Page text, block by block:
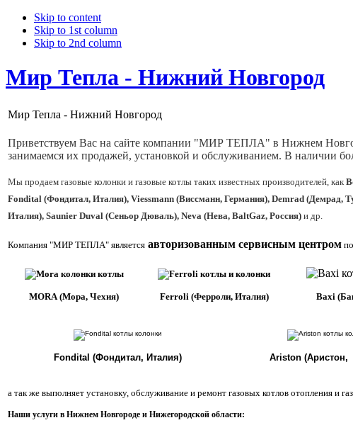
Skip to content
Skip to 1st column
Skip to 2nd column
Мир Тепла - Нижний Новгород
Мир Тепла - Нижний Новгород
Приветствуем Вас на сайте компании "МИР ТЕПЛА" в Нижнем
занимаемся их продажей, установкой и обслуживанием. В наличии
Мы продаем газовые колонки и газовые котлы таких известных производителей, как
Fondital (Фондитал, Италия), Viessmann (Виссманн, Германия), Demrad
Италия), Saunier Duval (Сеньор Дюваль), Neva (Нева, BaltGaz, Россия) и др.
Компания "МИР ТЕПЛА" является авторизованным сервисным центром
MORA (Мора, Чехия) Ferroli (Ферроли, Италия) Baxi
Fondital (Фондитал, Италия) Ariston (Аристон,
а так же выполняет установку, обслуживание и ремонт газовых котлов отопления и
Наши услуги в Нижнем Новгороде и Нижегородской области: